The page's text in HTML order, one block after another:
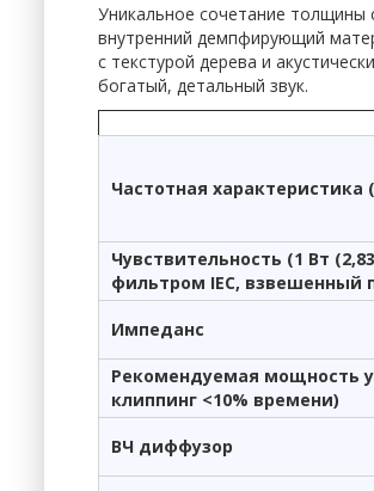
Уникальное сочетание толщины
внутренний демпфирующий
с текстурой дерева и
богатый, детальный звук.
Частотная характеристика
Чувствительность (1 Вт
фильтром IEC, взвешенный
Импеданс
Рекомендуемая мощность
клиппинг <10% времени)
ВЧ диффузор